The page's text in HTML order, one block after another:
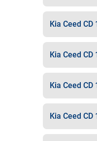
Kia Ceed CD
Kia Ceed CD
Kia Ceed CD
Kia Ceed CD